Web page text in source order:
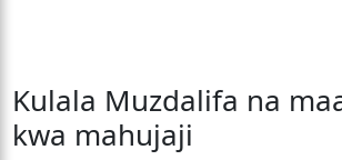
Kulala Muzdalifa na
kwa mahujaji